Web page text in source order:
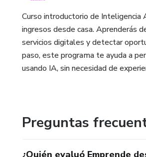
Curso introductorio de Inteligencia
ingresos desde casa. Aprenderás
servicios digitales y detectar
paso, este programa te ayuda a
usando IA, sin necesidad de
Preguntas
¿Quién evaluó Emprende